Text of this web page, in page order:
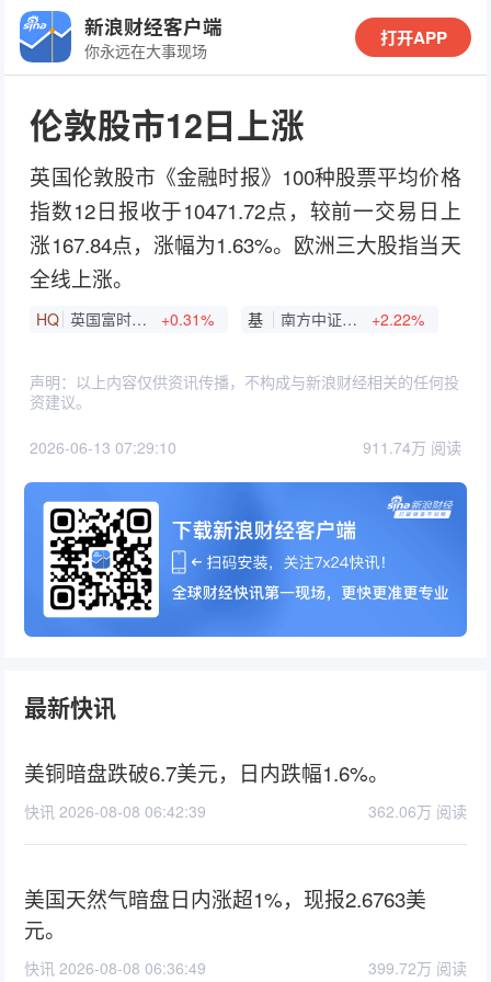
新浪财经客户端
你永远在大事现场
打开APP
伦敦股市12日上涨
英国伦敦股市《金融时报》100种股票平均价格
指数12日报收于10471.72点，较前一交易日上
涨167.84点，涨幅为1.63%。欧洲三大股指当天
全线上涨。
HQ 英国富时100 +0.31% 基 南方中证A500ETF +2.22%
声明：以上内容仅供资讯传播，不构成与新浪财经相关的任何投
资建议。
2026-06-13 07:29:10 911.74万 阅读
最新快讯
美铜暗盘跌破6.7美元，日内跌幅1.6%。
快讯 2026-08-08 06:42:39 362.06万 阅读
美国天然气暗盘日内涨超1%，现报2.6763美
元。
快讯 2026-08-08 06:36:49 399.72万 阅读